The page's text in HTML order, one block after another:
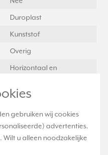
gebruiken wij cookies
advertenties.
. Wilt u alleen noodzakelijke
Duroplast
Kunststof
Overig
Horizontaal en
1013
IK00
IP21